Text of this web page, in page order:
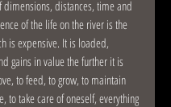
dimensions, distances, time and
of the life on the river is the
is expensive. It is loaded,
gains in value the further it is
to feed, to grow, to maintain
to take care of oneself, everything